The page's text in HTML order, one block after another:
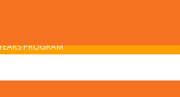
PROGRAM